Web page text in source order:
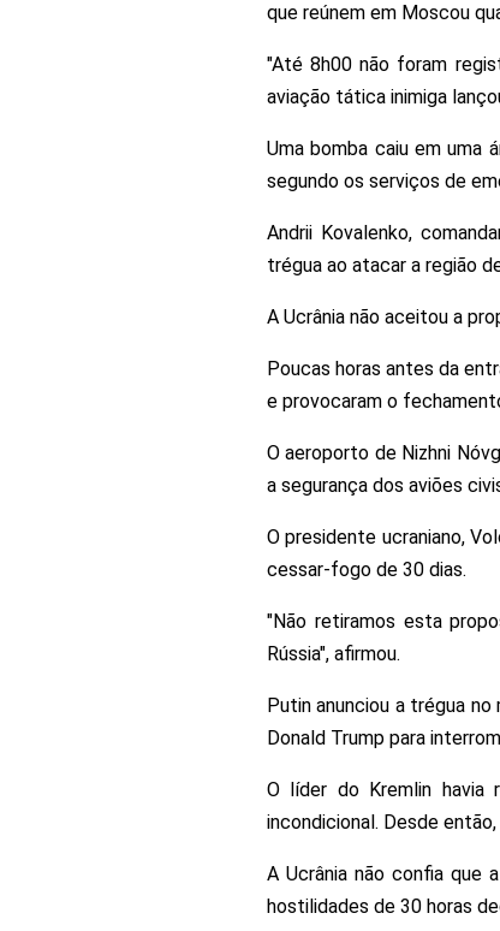
que reúnem em Moscou
"Até 8h00 não foram
aviação tática inimiga
Uma bomba caiu em uma
segundo os serviços de
Andrii Kovalenko,
trégua ao atacar a região
A Ucrânia não aceitou a
Poucas horas antes da
e provocaram o
O aeroporto de Nizhni
a segurança dos aviões
O presidente ucraniano,
cessar-fogo de 30 dias.
"Não retiramos esta
Rússia", afirmou.
Putin anunciou a trégua
Donald Trump para
O líder do Kremlin havia
incondicional. Desde
A Ucrânia não confia que
hostilidades de 30 horas